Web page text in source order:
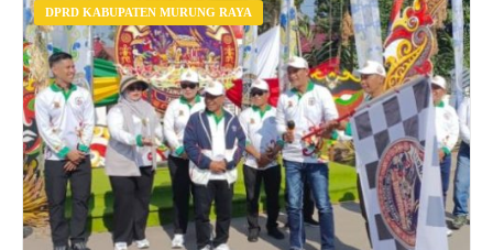
DPRD KABUPATEN MURUNG RAYA